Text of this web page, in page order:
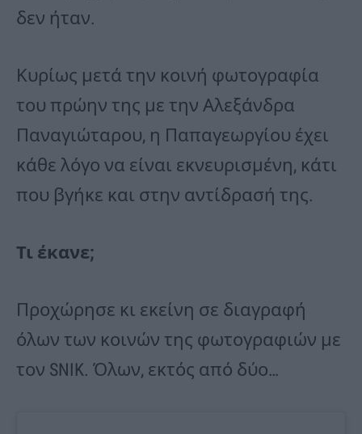
δεν ήταν.
Κυρίως μετά την κοινή φωτογραφία
του πρώην της με την Αλεξάνδρα
Παναγιώταρου, η Παπαγεωργίου έχει
κάθε λόγο να είναι εκνευρισμένη, κάτι
που βγήκε και στην αντίδρασή της.
Τι έκανε;
Προχώρησε κι εκείνη σε διαγραφή
όλων των κοινών της φωτογραφιών με
τον SNIK. Όλων, εκτός από δύο…